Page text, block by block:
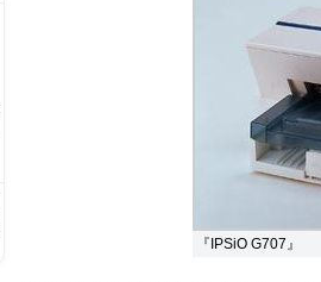
『IPSiO G707』